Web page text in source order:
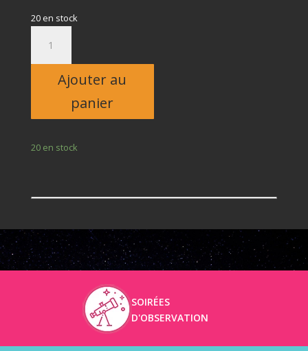
20 en stock
Adulte
Ajouter au
panier
20 en stock
SOIRÉES
D'OBSERVATION